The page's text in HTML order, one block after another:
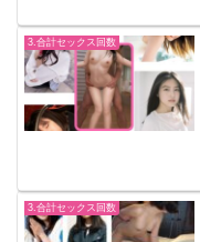
3.合計セックス回数
3.合計セックス回数